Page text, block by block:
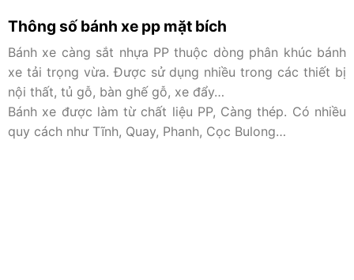
Thông số bánh xe pp mặt bích
Bánh xe càng sắt nhựa PP thuộc dòng phân khúc bánh
xe tải trọng vừa. Được sử dụng nhiều trong các thiết bị
nội thất, tủ gỗ, bàn ghế gỗ, xe đẩy…
Bánh xe được làm từ chất liệu PP, Càng thép. Có nhiều
quy cách như Tĩnh, Quay, Phanh, Cọc Bulong…